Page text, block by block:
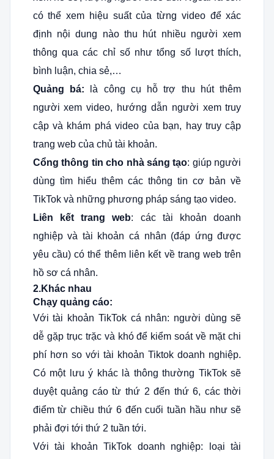
có thể xem hiệu suất của từng video để xác
định nội dung nào thu hút nhiều người xem
thông qua các chỉ số như tổng số lượt thích,
bình luận, chia sẻ,…
Quảng bá:
là công cụ hỗ trợ thu hút thêm
người xem video, hướng dẫn người xem truy
cập và khám phá video của bạn, hay truy cập
trang web của chủ tài khoản.
Cổng thông tin cho nhà sáng tạo: giúp người
dùng tìm hiểu thêm các thông tin cơ bản về
TikTok và những phương pháp sáng tạo video.
Liên kết trang web: các tài khoản doanh
nghiệp và tài khoản cá nhân (đáp ứng được
yêu cầu) có thể thêm liên kết về trang web trên
hồ sơ cá nhân.
2.Khác nhau
Chạy quảng cáo:
Với tài khoản TikTok cá nhân: người dùng sẽ
dễ gặp trục trặc và khó để kiểm soát về mặt chi
phí hơn so với tài khoản Tiktok doanh nghiệp.
Có một lưu ý khác là thông thường TikTok sẽ
duyệt quảng cáo từ thứ 2 đến thứ 6, các thời
điểm từ chiều thứ 6 đến cuối tuần hầu như sẽ
phải đợi tới thứ 2 tuần tới.
Với tài khoản TikTok doanh nghiệp: loại tài